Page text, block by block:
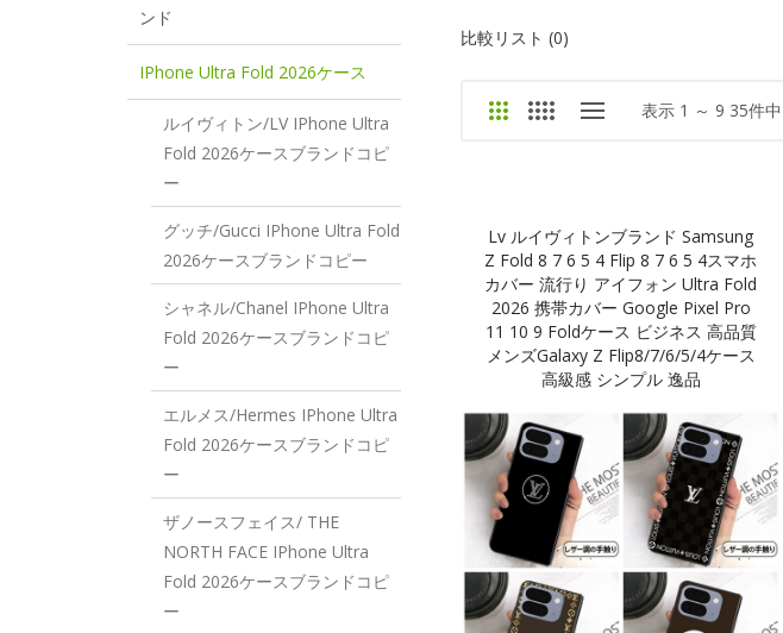
ンド
IPhone Ultra Fold 2026ケース
ルイヴィトン/LV IPhone Ultra
Fold 2026ケースブランドコピ
ー
グッチ/Gucci IPhone Ultra Fold
2026ケースブランドコピー
シャネル/Chanel IPhone Ultra
Fold 2026ケースブランドコピ
ー
エルメス/Hermes IPhone Ultra
Fold 2026ケースブランドコピ
ー
ザノースフェイス/ THE
NORTH FACE IPhone Ultra
Fold 2026ケースブランドコピ
ー
比較リスト (0)
表示 1 ～ 9 35件
Lv ルイヴィトンブランド Samsung
Z Fold 8 7 6 5 4 Flip 8 7 6 5 4スマホ
カバー 流行り アイフォン Ultra Fold
2026 携帯カバー Google Pixel Pro
11 10 9 Foldケース ビジネス 高品質
メンズGalaxy Z Flip8/7/6/5/4ケース
高級感 シンプル 逸品